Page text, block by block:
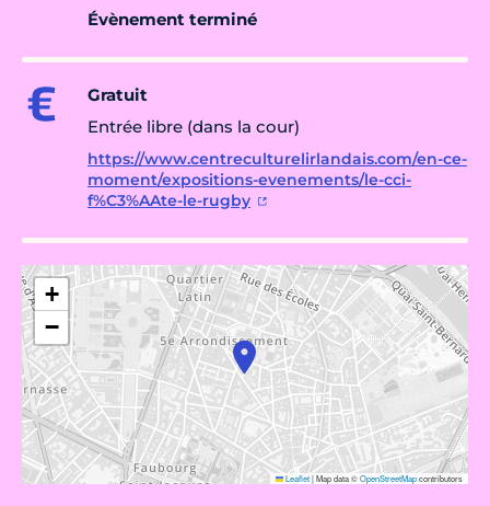
Évènement terminé
Gratuit
Entrée libre (dans la cour)
https://www.centreculturelirlandais.com/en-ce-
moment/expositions-evenements/le-cci-
f%C3%AAte-le-rugby
+
−
Leaflet|Map data ©OpenStreetMapcontributors